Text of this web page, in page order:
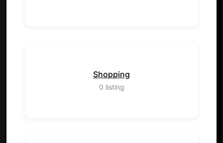
Shopping
0 listing